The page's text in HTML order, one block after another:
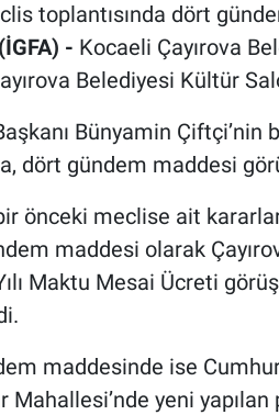
toplantısında dört
- Kocaeli Çayırova
Belediyesi Kültür
Bünyamin Çiftçi’nin
dört gündem maddesi
önceki meclise ait
maddesi olarak
Maktu Mesai Ücreti
maddesinde ise
Mahallesi’nde yeni